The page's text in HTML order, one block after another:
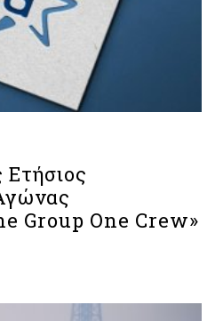
Group One Crew»